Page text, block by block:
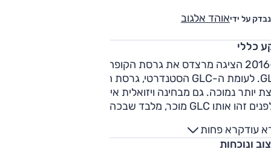
נבדק על ידיאוהד אלגוב
כללי
ב-2016 הציגה מרצדס את גרסת הקופה של רכב הפנאי הבינוני
GLC. לעומת ה-GLC הסטנדרטי, גרסת הקופה קצת יותר ארוכה
יותר נמוכה. גם מבחינה ויזואלית אין חדש תחת (גג) השמש.
מלפנים זהו אותו GLC מוכר, מלבד שבכה שונה במעט, יחד עם זנב
עודקרא פחות
ונוכחות